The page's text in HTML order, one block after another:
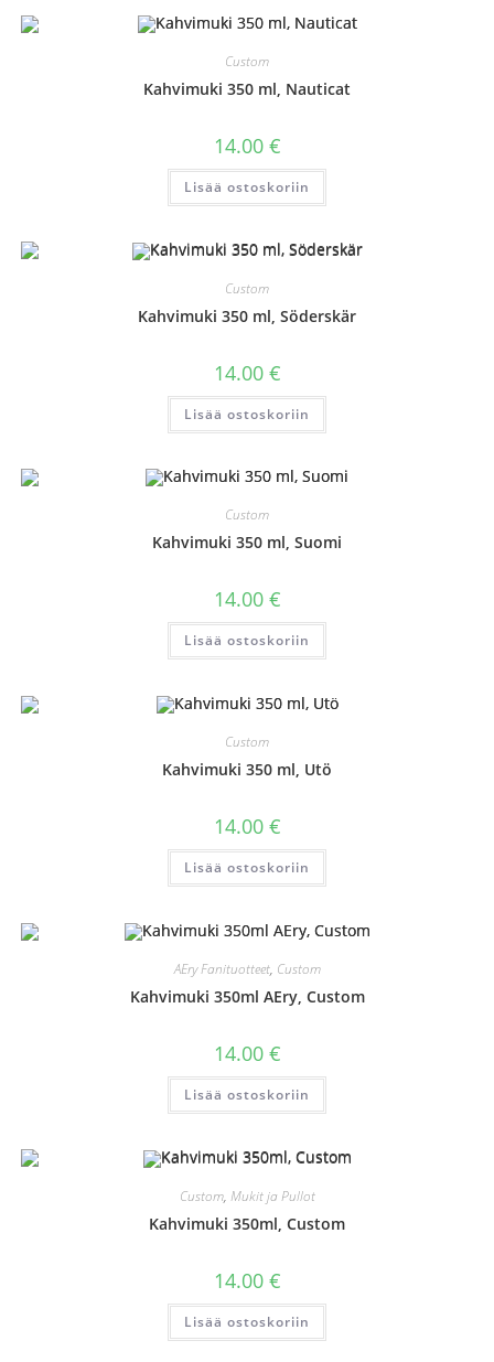
Custom
Kahvimuki 350 ml, Nauticat
14.00 €
Lisää ostoskoriin
Custom
Kahvimuki 350 ml, Söderskär
14.00 €
Lisää ostoskoriin
Custom
Kahvimuki 350 ml, Suomi
14.00 €
Lisää ostoskoriin
Custom
Kahvimuki 350 ml, Utö
14.00 €
Lisää ostoskoriin
AEry Fanituotteet, Custom
Kahvimuki 350ml AEry, Custom
14.00 €
Lisää ostoskoriin
Custom, Mukit ja Pullot
Kahvimuki 350ml, Custom
14.00 €
Lisää ostoskoriin